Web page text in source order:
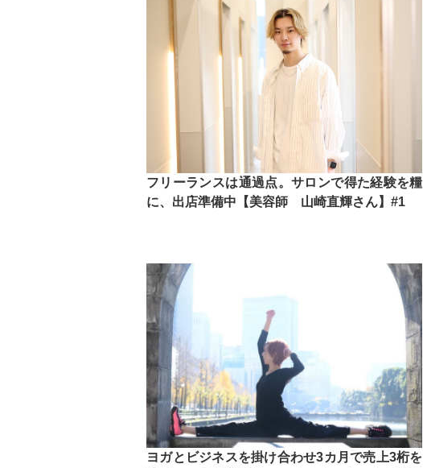
フリーランスは通過点。サロンで得た経験を糧
に、出店準備中【美容師 山崎直輝さん】#1
ヨガとビジネスを掛け合わせ3カ月で売上3桁を